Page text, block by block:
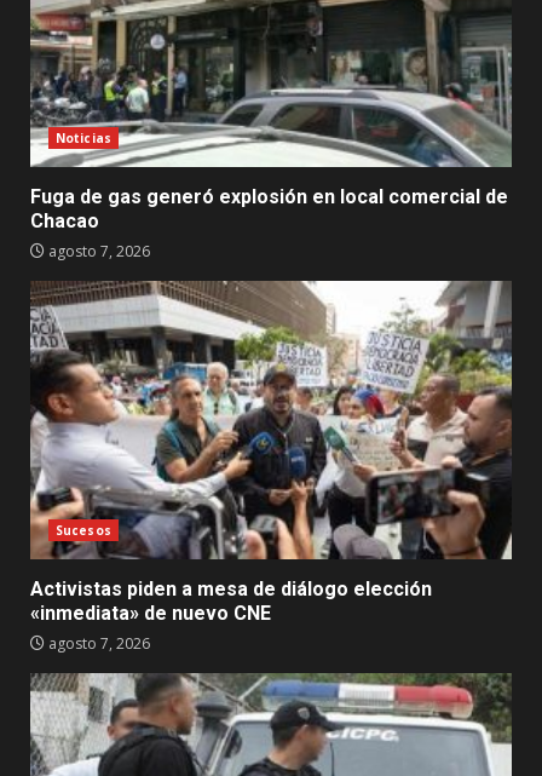
Noticias
Fuga de gas generó explosión en local comercial de
Chacao
agosto 7, 2026
Sucesos
Activistas piden a mesa de diálogo elección
«inmediata» de nuevo CNE
agosto 7, 2026